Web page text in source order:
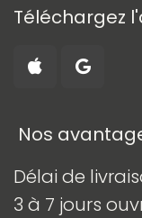
Téléchargez
Nos
Délai de
3 à 7 jours